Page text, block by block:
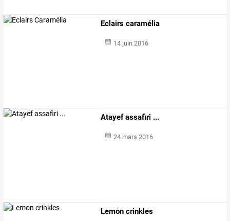
Eclairs caramélia
14 juin 2016
Atayef assafiri ...
24 mars 2016
Lemon crinkles